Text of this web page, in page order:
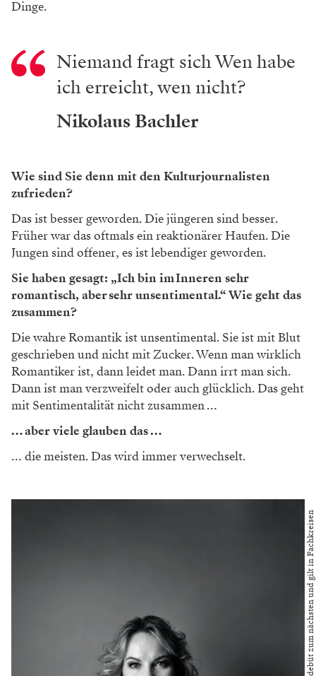
Dinge.
Niemand fragt sich Wen habe
ich erreicht, wen nicht?
Nikolaus Bachler
Wie sind Sie denn mit den Kulturjournalisten
zufrieden?
Das ist besser geworden. Die jüngeren sind besser.
Früher war das oftmals ein reaktionärer Haufen. Die
Jungen sind offener, es ist lebendiger geworden.
Sie haben gesagt: „Ich bin im Inneren sehr
romantisch, aber sehr unsentimental.“ Wie geht das
zusammen?
Die wahre Romantik ist unsentimental. Sie ist mit Blut
geschrieben und nicht mit Zucker. Wenn man wirklich
Romantiker ist, dann leidet man. Dann irrt man sich.
Dann ist man verzweifelt oder auch glücklich. Das geht
mit Sentimentalität nicht zusammen …
… aber viele glauben das …
… die meisten. Das wird immer verwechselt.